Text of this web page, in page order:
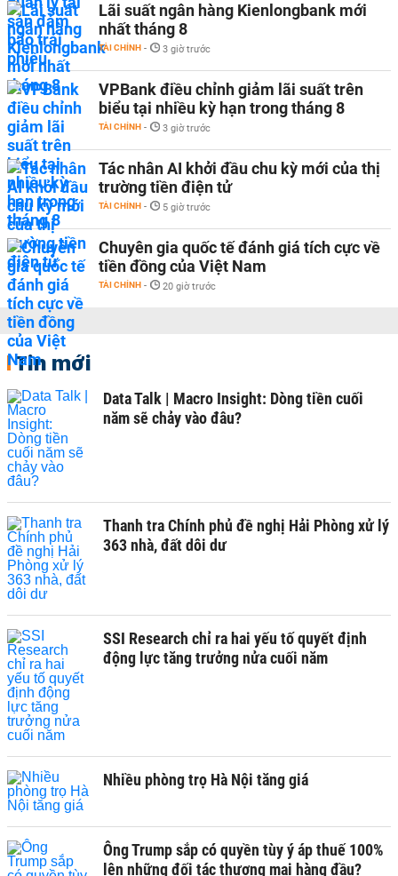
Lãi suất ngân hàng Kienlongbank mới
nhất tháng 8
TÀI CHÍNH - 3 giờ trước
VPBank điều chỉnh giảm lãi suất trên
biểu tại nhiều kỳ hạn trong tháng 8
TÀI CHÍNH - 3 giờ trước
Tác nhân AI khởi đầu chu kỳ mới của thị
trường tiền điện tử
TÀI CHÍNH - 5 giờ trước
Chuyên gia quốc tế đánh giá tích cực về
tiền đồng của Việt Nam
TÀI CHÍNH - 20 giờ trước
Tin mới
Data Talk | Macro Insight: Dòng tiền cuối
năm sẽ chảy vào đâu?
Thanh tra Chính phủ đề nghị Hải Phòng xử lý
363 nhà, đất dôi dư
SSI Research chỉ ra hai yếu tố quyết định
động lực tăng trưởng nửa cuối năm
Nhiều phòng trọ Hà Nội tăng giá
Ông Trump sắp có quyền tùy ý áp thuế 100%
lên những đối tác thương mại hàng đầu?